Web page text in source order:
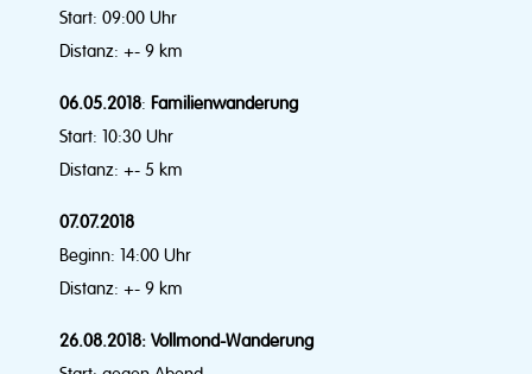
Start: 09:00 Uhr
Distanz: +- 9 km
06.05.2018: Familienwanderung
Start: 10:30 Uhr
Distanz: +- 5 km
07.07.2018
Beginn: 14:00 Uhr
Distanz: +- 9 km
26.08.2018: Vollmond-Wanderung